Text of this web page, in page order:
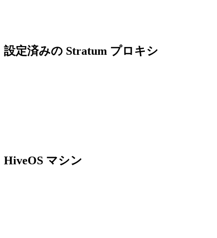
設定済みの Stratum プロキシ
HiveOS マシン